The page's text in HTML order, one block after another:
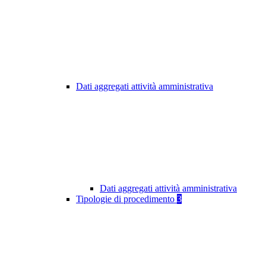
Dati aggregati attività amministrativa
Dati aggregati attività amministrativa
Tipologie di procedimento 3